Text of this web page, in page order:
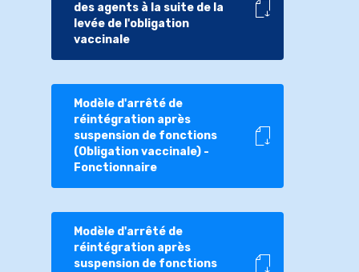
des agents à la suite de la
levée de l'obligation
vaccinale
Modèle d'arrêté de
réintégration après
suspension de fonctions
(Obligation vaccinale) -
Fonctionnaire
Modèle d'arrêté de
réintégration après
suspension de fonctions